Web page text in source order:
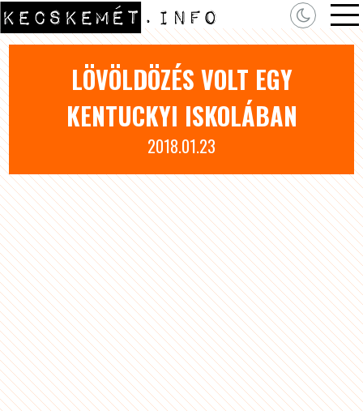
LÖVÖLDÖZÉS VOLT EGY
KENTUCKYI ISKOLÁBAN
2018.01.23